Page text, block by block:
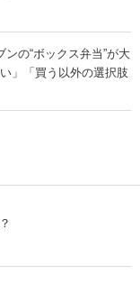
の“ボックス弁当”が大
」「買う以外の選択肢